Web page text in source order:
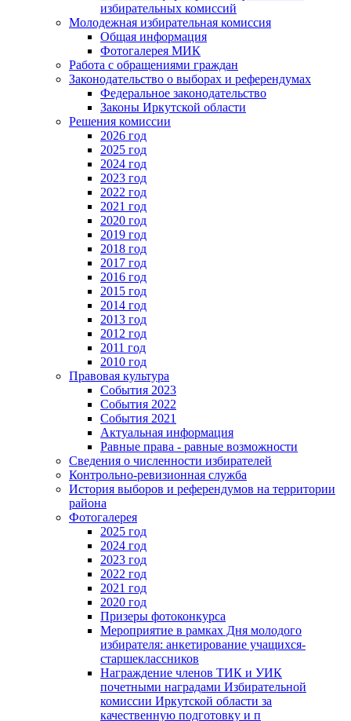
избирательных комиссий
Молодежная избирательная комиссия
Общая информация
Фотогалерея МИК
Работа с обращениями граждан
Законодательство о выборах и референдумах
Федеральное законодательство
Законы Иркутской области
Решения комиссии
2026 год
2025 год
2024 год
2023 год
2022 год
2021 год
2020 год
2019 год
2018 год
2017 год
2016 год
2015 год
2014 год
2013 год
2012 год
2011 год
2010 год
Правовая культура
События 2023
События 2022
События 2021
Актуальная информация
Равные права - равные возможности
Сведения о численности избирателей
Контрольно-ревизионная служба
История выборов и референдумов на территории
района
Фотогалерея
2025 год
2024 год
2023 год
2022 год
2021 год
2020 год
Призеры фотоконкурса
Мероприятие в рамках Дня молодого
избирателя: анкетирование учащихся-
старшеклассников
Награждение членов ТИК и УИК
почетными наградами Избирательной
комиссии Иркутской области за
качественную подготовку и п